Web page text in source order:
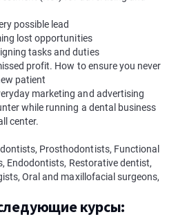
possible lead
lost opportunities
tasks and duties
profit. How to ensure you never
patient
marketing and advertising
while running a dental business
center.
Prosthodontists, Functional
Endodontists, Restorative dentist,
Oral and maxillofacial surgeons,
курсы: